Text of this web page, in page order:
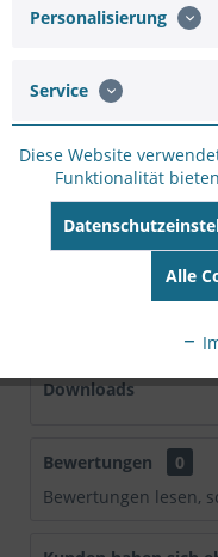
Hersteller:
EAN:
Beschreibung
Dahua IP-Mini-PTZ-
WizSense"
Technische Daten
Artikelnummer: VDA-
Downloads
Bewertungen
0
Bewertungen lesen,
Personalisierung
Service
Diese Website
Funktionalität
Alle